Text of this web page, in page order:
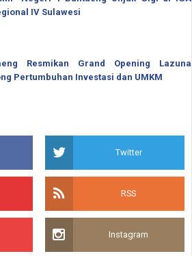
IV Sulawesi
Resmikan Grand Opening Lazuna
Pertumbuhan Investasi dan UMKM
Twitter
RSS
Instagram